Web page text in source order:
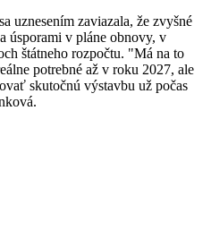
uznesením zaviazala, že zvyšné
úsporami v pláne obnovy, v
štátneho rozpočtu. "Má na to
potrebné až v roku 2027, ale
skutočnú výstavbu už počas